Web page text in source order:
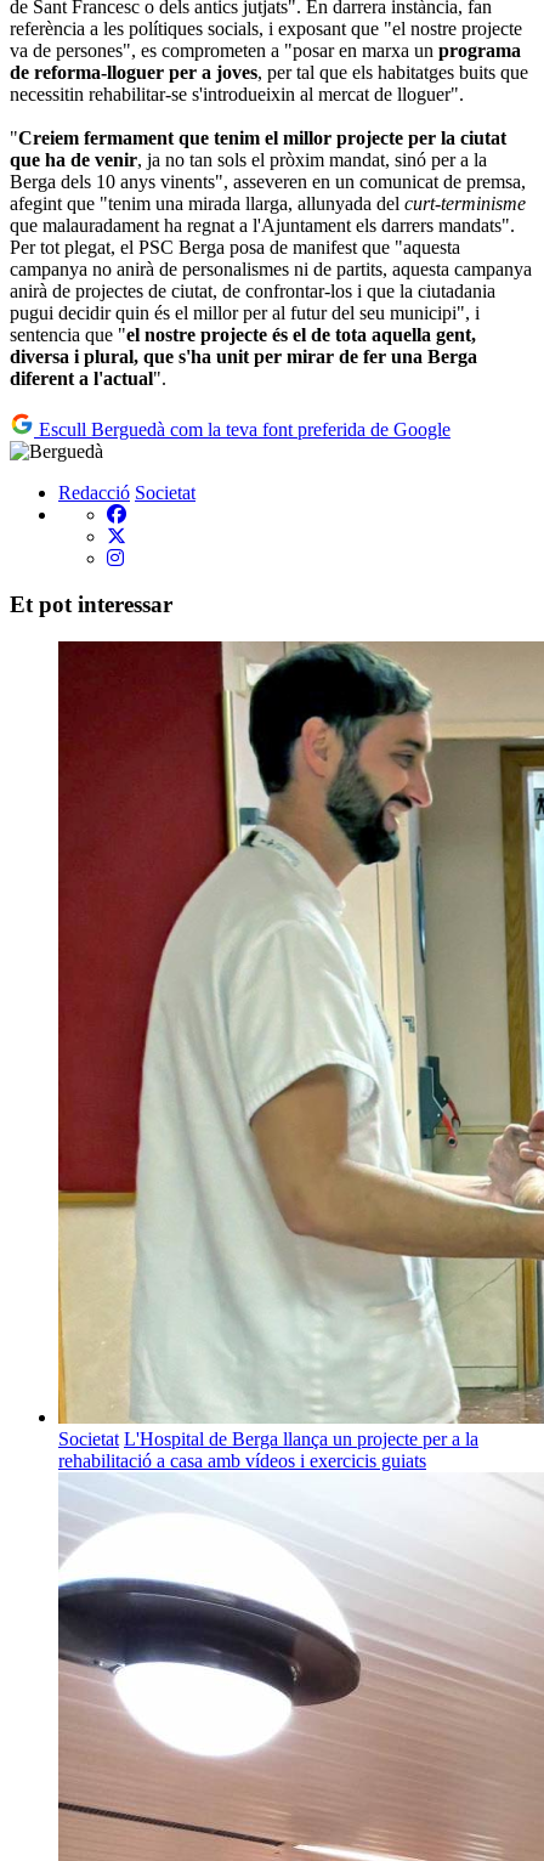
de Sant Francesc o dels antics jutjats". En darrera instància, fan
referència a les polítiques socials, i exposant que "el nostre projecte
va de persones", es comprometen a "posar en marxa un programa
de reforma-lloguer per a joves, per tal que els habitatges buits que
necessitin rehabilitar-se s'introdueixin al mercat de lloguer".
"Creiem fermament que tenim el millor projecte per la ciutat
que ha de venir, ja no tan sols el pròxim mandat, sinó per a la
Berga dels 10 anys vinents", asseveren en un comunicat de premsa,
afegint que "tenim una mirada llarga, allunyada del curt-terminisme
que malauradament ha regnat a l'Ajuntament els darrers mandats".
Per tot plegat, el PSC Berga posa de manifest que "aquesta
campanya no anirà de personalismes ni de partits, aquesta campanya
anirà de projectes de ciutat, de confrontar-los i que la ciutadania
pugui decidir quin és el millor per al futur del seu municipi", i
sentencia que "el nostre projecte és el de tota aquella gent,
diversa i plural, que s'ha unit per mirar de fer una Berga
diferent a l'actual".
Escull Berguedà com la teva font preferida de Google
Redacció Societat
Et pot interessar
Societat L'Hospital de Berga llança un projecte per a la
rehabilitació a casa amb vídeos i exercicis guiats